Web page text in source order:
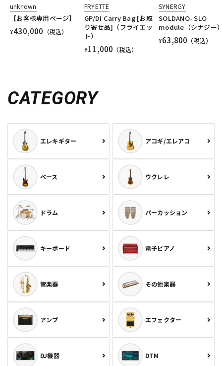
unknown
【お客様専用ページ】
¥430,000 （税込）
FRYETTE
GP/DI Carry Bag [お取
り寄せ品]（フライエッ
ト）
¥11,000 （税込）
SYNERGY
SOLDANO- SLO
module（シナジー
¥63,800 （税込）
CATEGORY
エレキギター アコギ/エレアコ
ベース ウクレレ
ドラム パーカッション
キーボード 電子ピアノ
管楽器 その他楽器
アンプ エフェクター
DJ機器 DTM